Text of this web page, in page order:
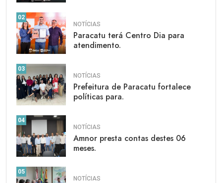
02
NOTÍCIAS
Paracatu terá Centro Dia para
atendimento.
03
NOTÍCIAS
Prefeitura de Paracatu fortalece
políticas para.
04
NOTÍCIAS
Amnor presta contas destes 06
meses.
05
NOTÍCIAS